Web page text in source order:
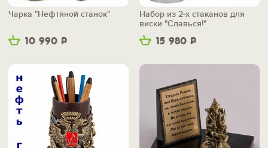
10 990 Р
Чарка "Нефтяной станок"
15 980 Р
Набор из 2-х стаканов для
виски "Славься!"